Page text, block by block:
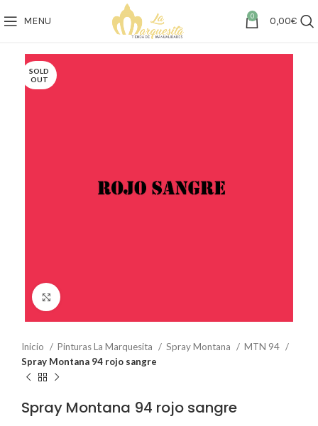
MENU 0 0,00€
SOLD
OUT
Inicio Pinturas La Marquesita Spray Montana
MTN 94
Spray Montana 94 rojo sangre
Spray Montana 94 rojo sangre